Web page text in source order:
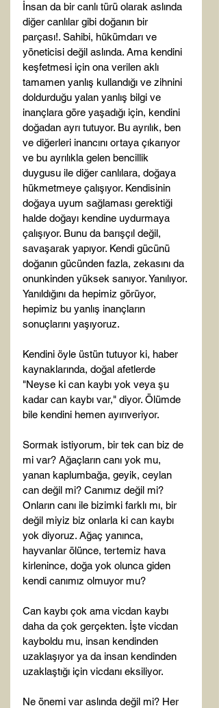
İnsan da bir canlı türü olarak aslında
diğer canlılar gibi doğanın bir
parçası!. Sahibi, hükümdarı ve
yöneticisi değil aslında. Ama kendini
keşfetmesi için ona verilen aklı
tamamen yanlış kullandığı ve zihnini
doldurduğu yalan yanlış bilgi ve
inançlara göre yaşadığı için, kendini
doğadan ayrı tutuyor. Bu ayrılık, ben
ve diğerleri inancını ortaya çıkarıyor
ve bu ayrılıkla gelen bencillik
duygusu ile diğer canlılara, doğaya
hükmetmeye çalışıyor. Kendisinin
doğaya uyum sağlaması gerektiği
halde doğayı kendine uydurmaya
çalışıyor. Bunu da barışçıl değil,
savaşarak yapıyor. Kendi gücünü
doğanın gücünden fazla, zekasını da
onunkinden yüksek sanıyor. Yanılıyor.
Yanıldığını da hepimiz görüyor,
hepimiz bu yanlış inançların
sonuçlarını yaşıyoruz.
Kendini öyle üstün tutuyor ki, haber
kaynaklarında, doğal afetlerde
"Neyse ki can kaybı yok veya şu
kadar can kaybı var," diyor. Ölümde
bile kendini hemen ayırıveriyor.
Sormak istiyorum, bir tek can biz de
mi var? Ağaçların canı yok mu,
yanan kaplumbağa, geyik, ceylan
can değil mi? Canımız değil mi?
Onların canı ile bizimki farklı mı, bir
değil miyiz biz onlarla ki can kaybı
yok diyoruz. Ağaç yanınca,
hayvanlar ölünce, tertemiz hava
kirlenince, doğa yok olunca giden
kendi canımız olmuyor mu?
Can kaybı çok ama vicdan kaybı
daha da çok gerçekten. İşte vicdan
kayboldu mu, insan kendinden
uzaklaşıyor ya da insan kendinden
uzaklaştığı için vicdanı eksiliyor.
Ne önemi var aslında değil mi? Her